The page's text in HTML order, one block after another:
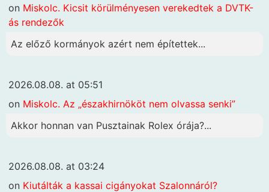
on Miskolc. Kicsit körülményesen verekedtek a DVTK-
ás rendezők
Az előző kormányok azért nem építettek...
2026.08.08. at 05:51
on Miskolc. Az „északhirnököt nem olvassa senki”
Akkor honnan van Pusztainak Rolex órája?...
2026.08.08. at 03:24
on Kiutálták a kassai cigányokat Szalonnáról?